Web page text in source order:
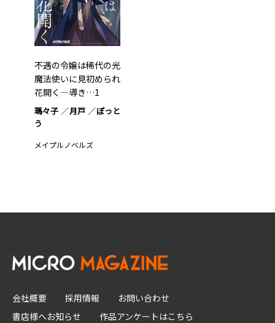
不遇の令嬢は稀代の光
魔法使いに見初められ
花開く―導き…1
瑪々子 月戸
ぽっと
う
メイプルノベルズ
会社概要 採用情報
お問い合わせ
書店様へお知らせ
作品アンケートはこちら